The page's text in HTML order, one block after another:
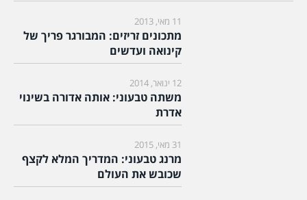
11 מאי, 2013
מתכונים זריזים: המבורגר פריך של
קינואה ועדשים
12 ינואר, 2014
משתה טבעוני: אותה אדורה בשינוי
אדרת
31 מאי, 2015
מרנג טבעוני: המדריך המלא לקצף
שכובש את העולם